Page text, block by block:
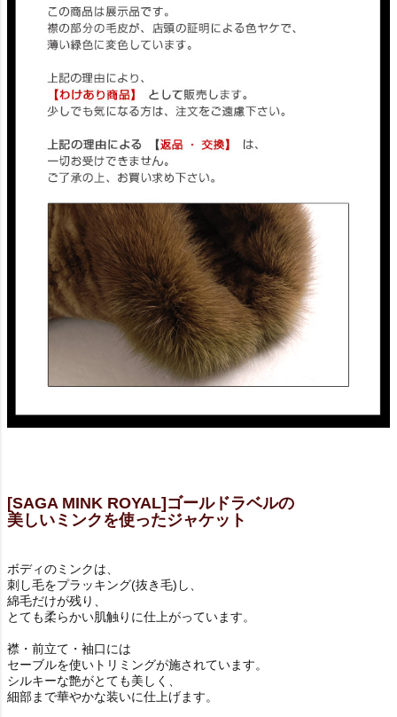
[SAGA MINK ROYAL]ゴールドラベルの
美しいミンクを使ったジャケット
ボディのミンクは、
刺し毛をプラッキング(抜き毛)し、
綿毛だけが残り、
とても柔らかい肌触りに仕上がっています。
襟・前立て・袖口には
セーブルを使いトリミングが施されています。
シルキーな艶がとても美しく、
細部まで華やかな装いに仕上げます。